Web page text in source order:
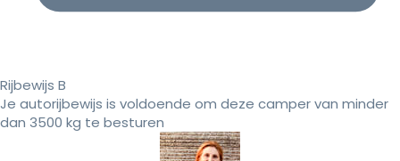
Rijbewijs B
Je autorijbewijs is voldoende om deze camper van minder
dan 3500 kg te besturen